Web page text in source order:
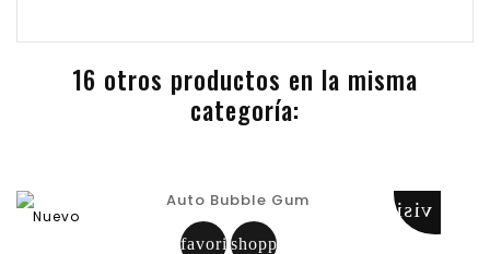
16 otros productos en la misma
categoría:
Nuevo
favoriteshopping_cart
visibility